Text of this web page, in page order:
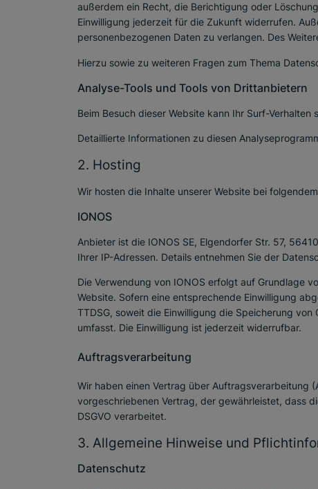
außerdem ein Recht, die Berichtigung oder
Einwilligung jederzeit für die Zukunft widerrufen.
personenbezogenen Daten zu verlangen. Des
Hierzu sowie zu weiteren Fragen zum Thema
Analyse-Tools und Tools von Dritt­anbietern
Beim Besuch dieser Website kann Ihr Surf-
Detaillierte Informationen zu diesen
2. Hosting
Wir hosten die Inhalte unserer Website bei
IONOS
Anbieter ist die IONOS SE, Elgendorfer Str. 57,
Ihrer IP-Adressen. Details entnehmen Sie der
Die Verwendung von IONOS erfolgt auf Grundlage
Website. Sofern eine entsprechende Einwilligung
TTDSG, soweit die Einwilligung die Speicherung
umfasst. Die Einwilligung ist jederzeit widerrufbar.
Auftragsverarbeitung
Wir haben einen Vertrag über Auftragsverarbeitung
vorgeschriebenen Vertrag, der gewährleistet, dass
DSGVO verarbeitet.
3. Allgemeine Hinweise und
Datenschutz